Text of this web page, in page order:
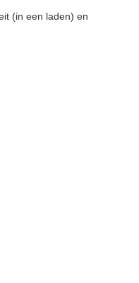
(in een laden) en